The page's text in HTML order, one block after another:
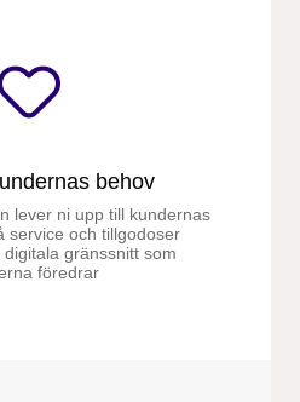
behov
lever ni upp till kundernas
service och tillgodoser
gränssnitt som
föredrar